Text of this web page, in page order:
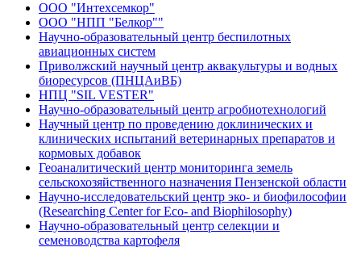
ООО "Интехсемкор"
ООО "НПП "Белкор""
Научно-образовательный центр беспилотных
авиационных систем
Приволжский научный центр аквакультуры и водных
биоресурсов (ПНЦАиВБ)
НПЦ "SIL VESTER"
Научно-образовательный центр агробиотехнологий
Научный центр по проведению доклинических и
клинических испытаний ветеринарных препаратов и
кормовых добавок
Геоаналитический центр мониторинга земель
сельскохозяйственного назначения Пензенской области
Научно-исследовательский центр эко- и биофилософии
(Researching Center for Eco- and Biophilosophy)
Научно-образовательный центр селекции и
семеноводства картофеля